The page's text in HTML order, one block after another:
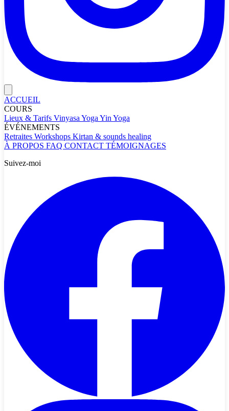
ACCUEIL
COURS
Lieux & Tarifs Vinyasa Yoga Yin Yoga
ÉVÉNEMENTS
Retraites Workshops Kirtan & sounds healing
À PROPOS FAQ CONTACT TÉMOIGNAGES
Suivez-moi